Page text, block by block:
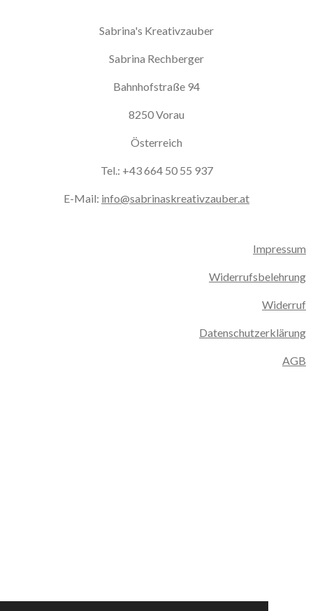
Sabrina's Kreativzauber
Sabrina Rechberger
Bahnhofstraße 94
8250 Vorau
Österreich
Tel.: +43 664 50 55 937
E-Mail: info@sabrinaskreativzauber.at
Impressum
Widerrufsbelehrung
Widerruf
Datenschutzerklärung
AGB